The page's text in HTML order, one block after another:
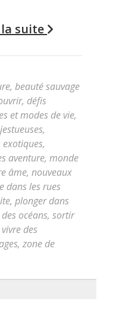
suite
, beauté sauvage
, défis
et modes de vie,
,
exotiques,
aventure, monde
âme, nouveaux
dans les rues
, plonger dans
océans, sortir
vivre des
, zone de